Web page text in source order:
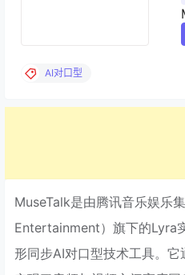
AI对口型
MuseTalk是由腾讯音乐娱乐
Entertainment）旗下的Lyra
形同步AI对口型技术工具。它